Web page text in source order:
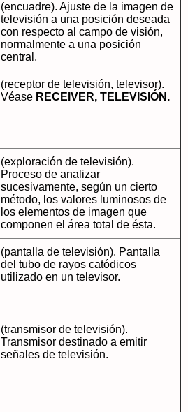
(encuadre). Ajuste de la imagen de
televisión a una posición deseada
con respecto al campo de visión,
normalmente a una posición
central.
(receptor de televisión, televisor).
Véase RECEIVER, TELEVISIÓN.
(exploración de televisión).
Proceso de analizar
sucesivamente, según un cierto
método, los valores luminosos de
los elementos de imagen que
componen el área total de ésta.
(pantalla de televisión). Pantalla
del tubo de rayos catódicos
utilizado en un televisor.
(transmisor de televisión).
Transmisor destinado a emitir
señales de televisión.